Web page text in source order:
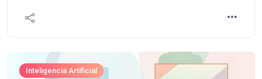
Inteligencia Artificial